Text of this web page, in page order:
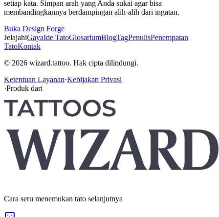
setiap kata. Simpan arah yang Anda sukai agar bisa
membandingkannya berdampingan alih-alih dari ingatan.
Buka Design Forge
JelajahiGayaIde TatoGlosariumBlogTagPenulisPenempatan
TatoKontak
© 2026 wizard.tattoo. Hak cipta dilindungi.
Ketentuan Layanan·Kebijakan Privasi
·Produk dari
Cara seru menemukan tato selanjutnya